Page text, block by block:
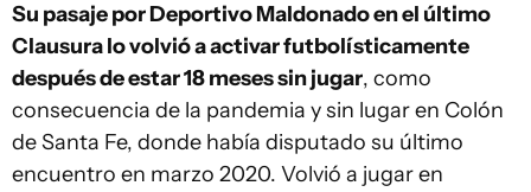
Su pasaje por Deportivo Maldonado en el último
Clausura lo volvió a activar futbolísticamente
después de estar 18 meses sin jugar, como
consecuencia de la pandemia y sin lugar en Colón
de Santa Fe, donde había disputado su último
encuentro en marzo 2020. Volvió a jugar en